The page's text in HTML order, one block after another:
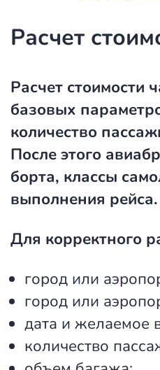
Расчет
Расчет стоимости
базовых
количество
После этого
борта, классы
выполнения рейса.
Для корректного
город или
город или
дата и желаемое
количество